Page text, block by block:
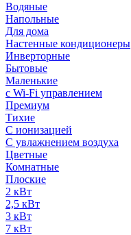
Водяные
Напольные
Для дома
Настенные кондиционеры
Инверторные
Бытовые
Маленькие
с Wi-Fi управлением
Премиум
Тихие
С ионизацией
С увлажнением воздуха
Цветные
Комнатные
Плоские
2 кВт
2,5 кВт
3 кВт
7 кВт